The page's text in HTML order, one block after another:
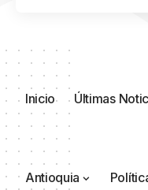
Inicio Últimas
Antioquia